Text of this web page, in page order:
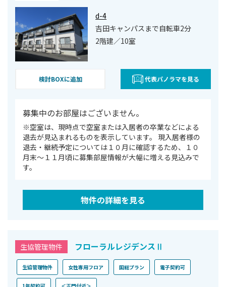
d-4
吉田キャンパスまで自転車2分
2階建／10室
検討BOXに追加 代表パノラマを見る
募集中のお部屋はございません。
※空室は、現時点で空室または⼊居者の卒業などによる
退去が⾒込まれるものを表⽰しています。 現入居者様の
退去・継続予定については１０月に確認するため、１０
月末～１１月頃に募集部屋情報が大幅に増える見込みで
す。
物件の詳細を見る
生協管理物件 フローラルレジデンスⅡ
生協管理物件 女性専用フロア 国総プラン 電子契約可